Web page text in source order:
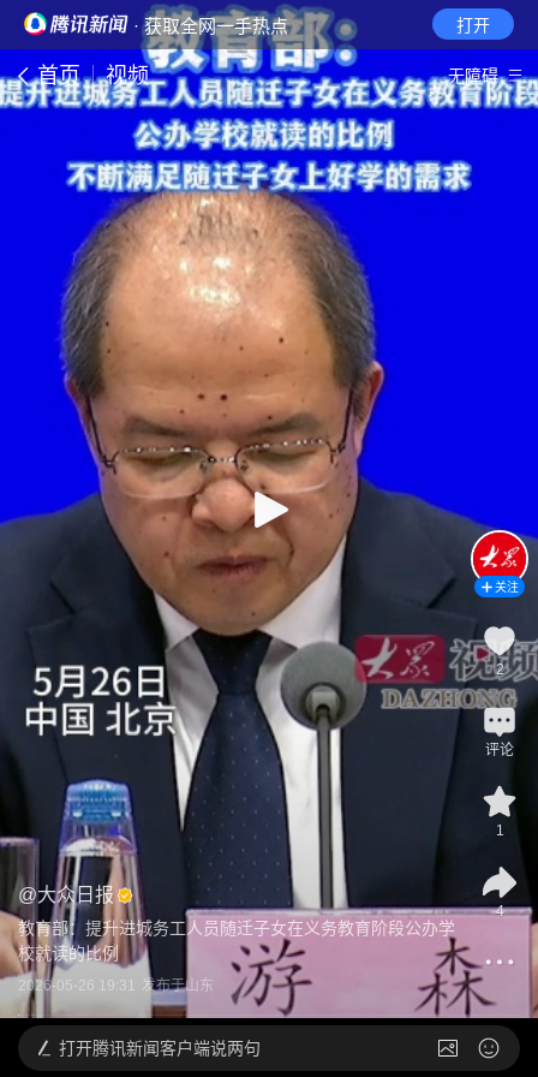
· 获取全网一手热点 打开
首页 视频 无障碍
@大众日报
教育部：提升进城务工人员随迁子女在义务教育阶段公办学
校就读的比例
2026-05-26 19:31 发布于山东
关注
2
评论
1
4
打开腾讯新闻客户端说两句